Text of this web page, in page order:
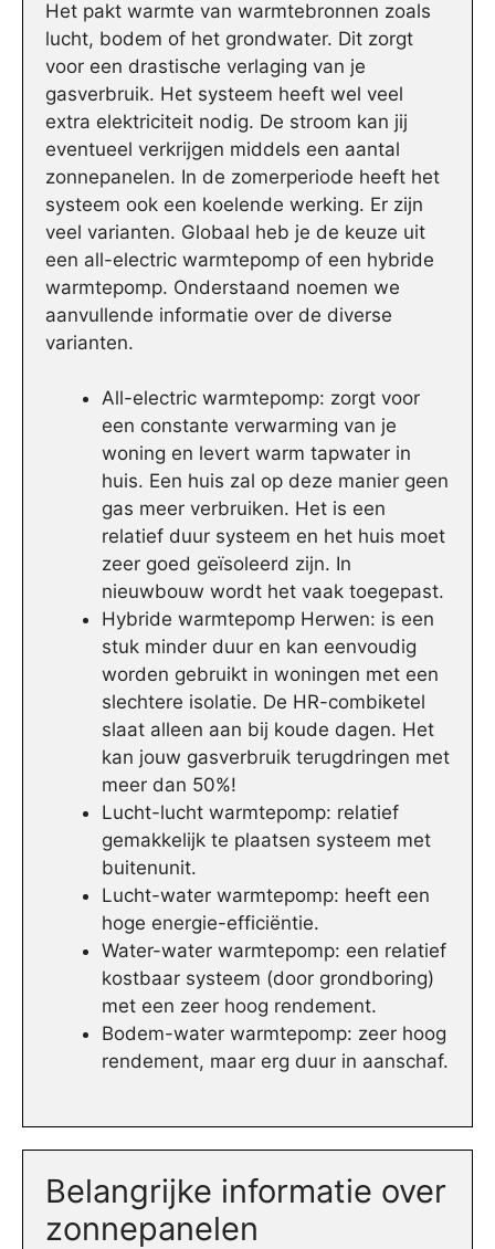
Het pakt warmte van warmtebronnen zoals
lucht, bodem of het grondwater. Dit zorgt
voor een drastische verlaging van je
gasverbruik. Het systeem heeft wel veel
extra elektriciteit nodig. De stroom kan jij
eventueel verkrijgen middels een aantal
zonnepanelen. In de zomerperiode heeft het
systeem ook een koelende werking. Er zijn
veel varianten. Globaal heb je de keuze uit
een all-electric warmtepomp of een hybride
warmtepomp. Onderstaand noemen we
aanvullende informatie over de diverse
varianten.
All-electric warmtepomp: zorgt voor
een constante verwarming van je
woning en levert warm tapwater in
huis. Een huis zal op deze manier geen
gas meer verbruiken. Het is een
relatief duur systeem en het huis moet
zeer goed geïsoleerd zijn. In
nieuwbouw wordt het vaak toegepast.
Hybride warmtepomp Herwen: is een
stuk minder duur en kan eenvoudig
worden gebruikt in woningen met een
slechtere isolatie. De HR-combiketel
slaat alleen aan bij koude dagen. Het
kan jouw gasverbruik terugdringen met
meer dan 50%!
Lucht-lucht warmtepomp: relatief
gemakkelijk te plaatsen systeem met
buitenunit.
Lucht-water warmtepomp: heeft een
hoge energie-efficiëntie.
Water-water warmtepomp: een relatief
kostbaar systeem (door grondboring)
met een zeer hoog rendement.
Bodem-water warmtepomp: zeer hoog
rendement, maar erg duur in aanschaf.
Belangrijke informatie over
zonnepanelen